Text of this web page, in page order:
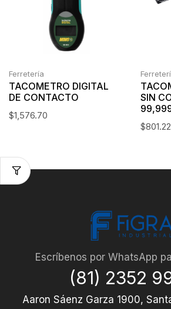
Ferretería
TACOMETRO DIGITAL
DE CONTACTO
$1,576.70
SIN
$801.22
Escríbenos por WhatsApp
(81) 2352
Aaron Sáenz Garza 1900,